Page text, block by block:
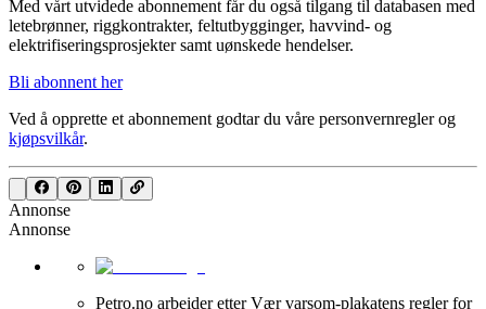
Med vårt utvidede abonnement får du også tilgang til databasen med
letebrønner, riggkontrakter, feltutbygginger, havvind- og
elektrifiseringsprosjekter samt uønskede hendelser.
Bli abonnent her
Ved å opprette et abonnement godtar du våre personvernreglerog
kjøpsvilkår.
Annonse
Annonse
Petro.no arbeider etter Vær varsom-plakatens regler for